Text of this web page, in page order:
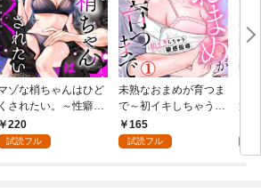
ゾな梢ちゃんはひど
くされたい。～性癖マ
ッチした後輩と欲望の
まにセックスしたら
220
試読フル
未熟なおまめが育つま
で～初イキしちゃう敏
感指導～1
165
試読フル
筋
1【
付